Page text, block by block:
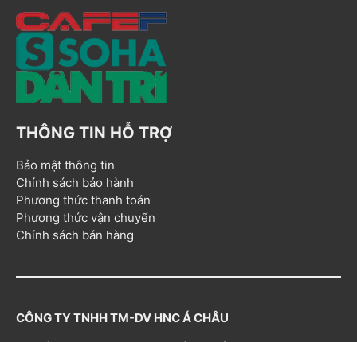
THÔNG TIN HỖ TRỢ
Bảo mật thông tin
Chính sách bảo hành
Phương thức thanh toán
Phương thức vận chuyển
Chính sách bán hàng
CÔNG TY TNHH TM-DV HNC Á CHÂU